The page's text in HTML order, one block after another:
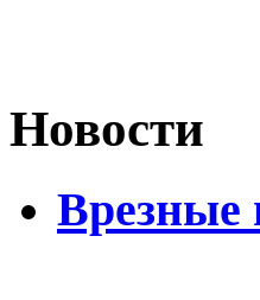
Новости
Врезные